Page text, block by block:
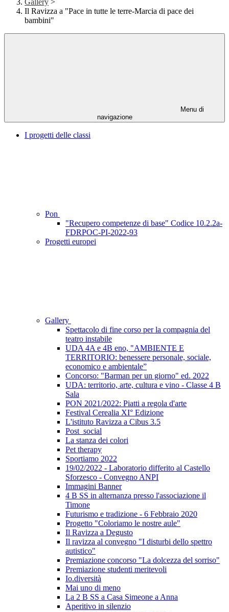
Gallery >
Il Ravizza a "Pace in tutte le terre-Marcia di pace dei
bambini"
Menu di
navigazione
I progetti delle classi
Pon
"Recupero competenze di base" Codice 10.2.2a-
FDRPOC-PI-2022-93
Progetti europei
Gallery
Spettacolo di fine corso per la compagnia del
teatro instabile
UDA 4A e 4B eno, "AMBIENTE E
TERRITORIO: benessere personale, sociale,
economico e ambientale”
Concorso: "Barman per un giorno" ed. 2022
UDA: territorio, arte, cultura e vino - Classe 4 B
Sala
PON 2021/2022: Piatti a regola d'arte
Festival Cerealia XI° Edizione
L'istituto Ravizza a Cibus 3.5
Post_social
La stanza dei colori
Pet therapy
Sportiamo 2022
19/02/2022 - Laboratorio differito al Castello
Sforzesco - Convegno ANPI
Immagini Banner
4 B SS in alternanza presso l'associazione il
Timone
Futurismo e tradizione - 6 Febbraio 2020
Progetto "Coloriamo le nostre aule"
Il Ravizza a Degusto
Il ravizza al convegno "I disturbi dello spettro
autistico"
Premiazione concorso "La dolcezza del sorriso"
Premiazione studenti meritevoli
Io.diversità
Mai uno di meno
La 2 B SS a Casa Simeone a Anna
Aperitivo in silenzio